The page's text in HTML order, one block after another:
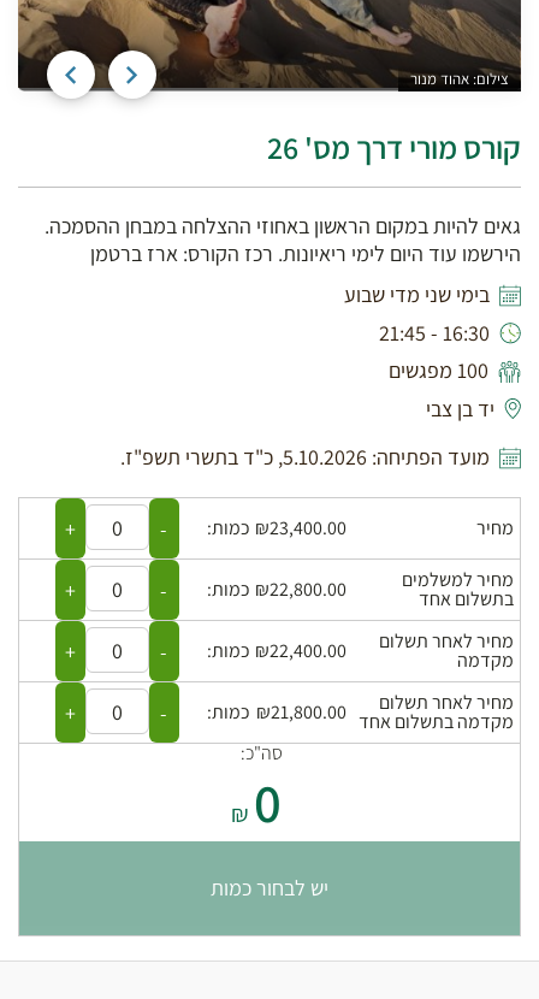
צילום: אהוד מנור
קורס מורי דרך מס' 26
גאים להיות במקום הראשון באחוזי ההצלחה במבחן ההסמכה.
הירשמו עוד היום לימי ריאיונות. רכז הקורס: ארז ברטמן
בימי שני מדי שבוע
16:30 - 21:45
100 מפגשים
יד בן צבי
מועד הפתיחה: 5.10.2026, כ"ד בתשרי תשפ"ז.
מחיר ₪23,400.00 כמות: -
+
מחיר למשלמים
בתשלום אחד ₪22,800.00 כמות: -
+
מחיר לאחר תשלום
מקדמה ₪22,400.00 כמות: -
+
מחיר לאחר תשלום
מקדמה בתשלום אחד ₪21,800.00 כמות: -
+
סה"כ:
0
₪
יש לבחור כמות